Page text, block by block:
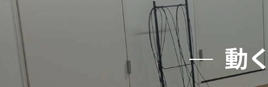
パーソナルコース
初めての方へ 動